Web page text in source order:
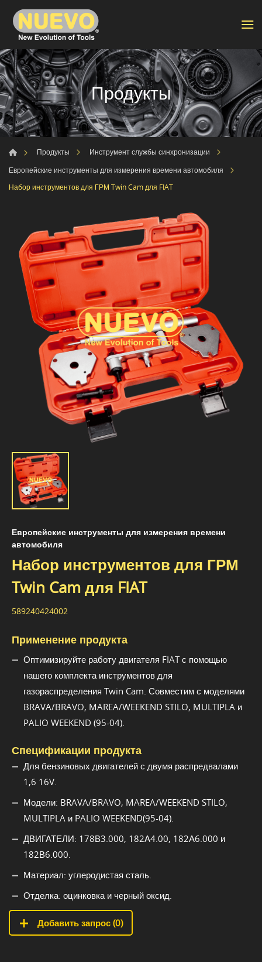
Продукты
Продукты
Инструмент службы синхронизации
Европейские инструменты для измерения времени автомобиля
Набор инструментов для ГРМ Twin Cam для FIAT
Европейские инструменты для измерения времени
автомобиля
Набор инструментов для ГРМ
Twin Cam для FIAT
589240424002
Применение продукта
Оптимизируйте работу двигателя FIAT с помощью
нашего комплекта инструментов для
газораспределения Twin Cam. Совместим с моделями
BRAVA/BRAVO, MAREA/WEEKEND STILO, MULTIPLA и
PALIO WEEKEND (95-04).
Спецификации продукта
Для бензиновых двигателей с двумя распредвалами
1,6 16V.
Модели: BRAVA/BRAVO, MAREA/WEEKEND STILO,
MULTIPLA и PALIO WEEKEND(95-04).
ДВИГАТЕЛИ: 178В3.000, 182А4.00, 182А6.000 и
182В6.000.
Материал: углеродистая сталь.
Отделка: оцинковка и черный оксид.
Добавить запрос (0)